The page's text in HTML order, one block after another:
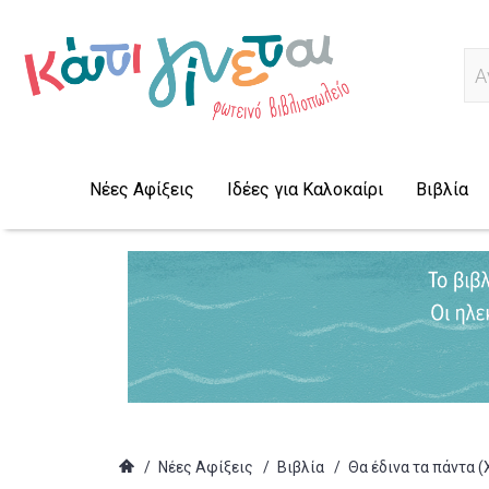
Νέες Αφίξεις Ιδέες για Καλοκαίρι Βιβλία
/ Νέες Αφίξεις / Βιβλία / Θα έδινα τα πάντα